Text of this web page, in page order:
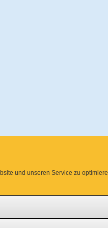
und unseren Service zu